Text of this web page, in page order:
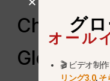
ChatGPT
グ
オール
🎬 ビデオ制
リング3.0,そ